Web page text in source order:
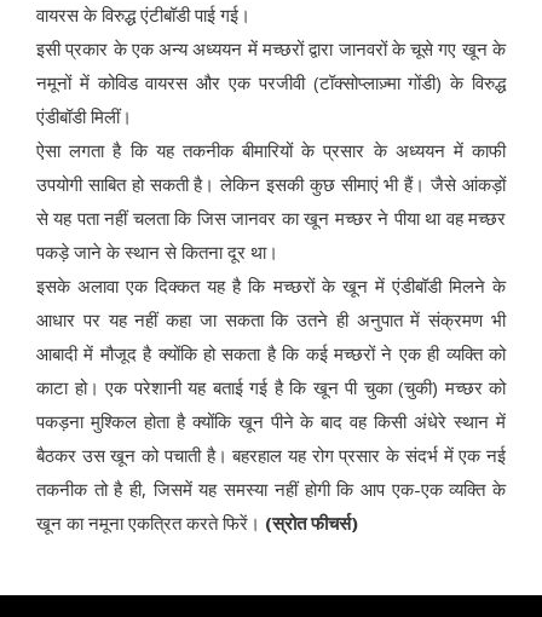
वायरस के विरुद्ध एंटीबॉडी पाई गई।
इसी प्रकार के एक अन्य अध्ययन में मच्छरों द्वारा जानवरों के चूसे गए खून के
नमूनों में कोविड वायरस और एक परजीवी (टॉक्सोप्लाज़्मा गोंडी) के विरुद्ध
एंडीबॉडी मिलीं।
ऐसा लगता है कि यह तकनीक बीमारियों के प्रसार के अध्ययन में काफी
उपयोगी साबित हो सकती है। लेकिन इसकी कुछ सीमाएं भी हैं। जैसे आंकड़ों
से यह पता नहीं चलता कि जिस जानवर का खून मच्छर ने पीया था वह मच्छर
पकड़े जाने के स्थान से कितना दूर था।
इसके अलावा एक दिक्कत यह है कि मच्छरों के खून में एंडीबॉडी मिलने के
आधार पर यह नहीं कहा जा सकता कि उतने ही अनुपात में संक्रमण भी
आबादी में मौजूद है क्योंकि हो सकता है कि कई मच्छरों ने एक ही व्यक्ति को
काटा हो। एक परेशानी यह बताई गई है कि खून पी चुका (चुकी) मच्छर को
पकड़ना मुश्किल होता है क्योंकि खून पीने के बाद वह किसी अंधेरे स्थान में
बैठकर उस खून को पचाती है। बहरहाल यह रोग प्रसार के संदर्भ में एक नई
तकनीक तो है ही, जिसमें यह समस्या नहीं होगी कि आप एक-एक व्यक्ति के
खून का नमूना एकत्रित करते फिरें। (स्रोत फीचर्स)